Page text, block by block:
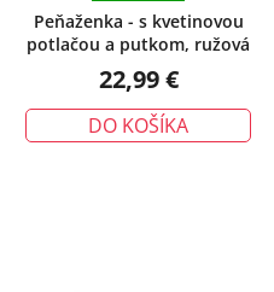
Peňaženka - s kvetinovou
potlačou a putkom, ružová
22,99 €
DO KOŠÍKA